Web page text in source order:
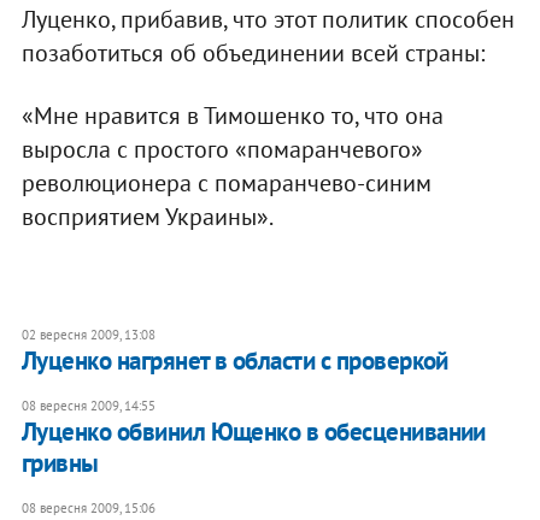
Луценко, прибавив, что этот политик способен
позаботиться об объединении всей страны:
«Мне нравится в Тимошенко то, что она
выросла с простого «помаранчевого»
революционера с помаранчево-синим
восприятием Украины».
02 вересня 2009, 13:08
Луценко нагрянет в области с проверкой
08 вересня 2009, 14:55
Луценко обвинил Ющенко в обесценивании
гривны
08 вересня 2009, 15:06